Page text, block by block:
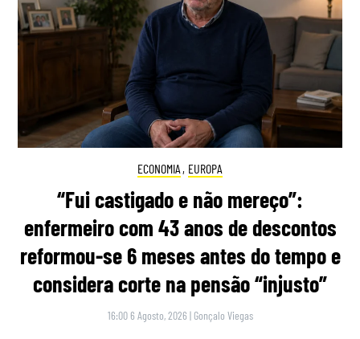
ECONOMIA , EUROPA
“Fui castigado e não mereço”:
enfermeiro com 43 anos de descontos
reformou-se 6 meses antes do tempo e
considera corte na pensão “injusto”
16:00 6 Agosto, 2026 | Gonçalo Viegas